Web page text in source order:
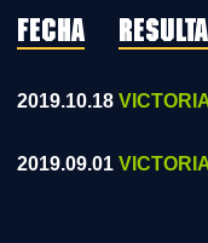
FECHA
2019.10.18
2019.09.01